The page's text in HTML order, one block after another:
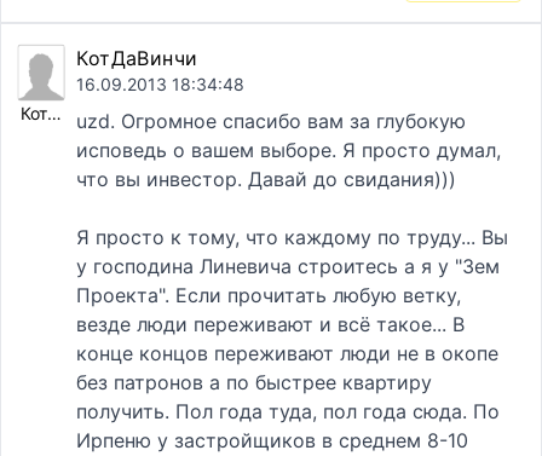
КотДаВинчи
КотДаВинчи
16.09.2013 18:34:48
uzd. Огромное спасибо вам за глубокую
исповедь о вашем выборе. Я просто думал,
что вы инвестор. Давай до свидания)))
Я просто к тому, что каждому по труду... Вы
у господина Линевича строитесь а я у "Зем
Проекта". Если прочитать любую ветку,
везде люди переживают и всё такое... В
конце концов переживают люди не в окопе
без патронов а по быстрее квартиру
получить. Пол года туда, пол года сюда. По
Ирпеню у застройщиков в среднем 8-10